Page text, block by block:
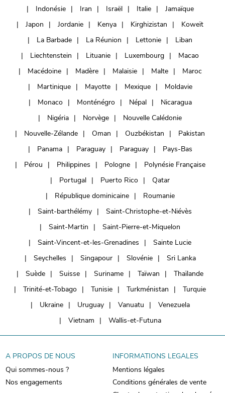
Indonésie
Iran Israël Italie
Jamaïque
Japon
Jordanie Kenya Kirghizistan
Koweït
La Barbade
La Réunion Lettonie
Liban
Liechtenstein
Lituanie Luxembourg
Macao
Macédoine
Madère Malaisie Malte
Maroc
Martinique
Mayotte Mexique
Moldavie
Monaco
Monténégro Népal
Nicaragua
Nigéria
Norvège
Nouvelle Calédonie
Nouvelle-Zélande
Oman Ouzbékistan
Pakistan
Panama
Paraguay Paraguay
Pays-Bas
Pérou
Philippines Pologne
Polynésie Française
Portugal
Puerto Rico
Qatar
République dominicaine
Roumanie
Saint-barthélémy
Saint-Christophe-et-Niévès
Saint-Martin
Saint-Pierre-et-Miquelon
Saint-Vincent-et-les-Grenadines
Sainte Lucie
Seychelles
Singapour Slovénie
Sri Lanka
Suède
Suisse Suriname Taïwan
Thaïlande
Trinité-et-Tobago
Tunisie Turkménistan
Turquie
Ukraine
Uruguay Vanuatu
Venezuela
Vietnam
Wallis-et-Futuna
A PROPOS DE NOUS
Qui sommes-nous ?
Nos engagements
INFORMATIONS LEGALES
Mentions légales
Conditions générales de vente